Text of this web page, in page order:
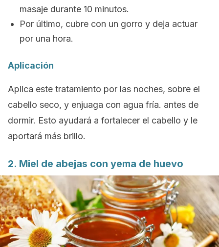
masaje durante 10 minutos.
Por último, cubre con un gorro y deja actuar
por una hora.
Aplicación
Aplica este tratamiento por las noches, sobre el
cabello seco, y enjuaga con agua fría. antes de
dormir. Esto ayudará a fortalecer el cabello y le
aportará más brillo.
2. Miel de abejas con yema de huevo